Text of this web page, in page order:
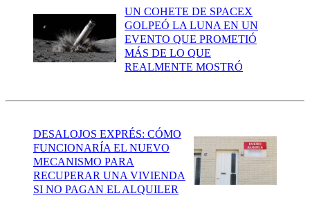
UN COHETE DE SPACEX
GOLPEÓ LA LUNA EN UN
EVENTO QUE PROMETIÓ
MÁS DE LO QUE
REALMENTE MOSTRÓ
DESALOJOS EXPRÉS: CÓMO
FUNCIONARÍA EL NUEVO
MECANISMO PARA
RECUPERAR UNA VIVIENDA
SI NO PAGAN EL ALQUILER